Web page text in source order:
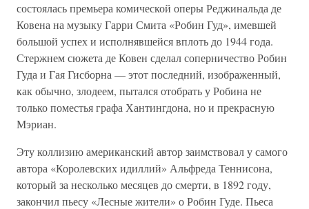
состоялась премьера комической оперы Реджинальда де
Ковена на музыку Гарри Смита «Робин Гуд», имевшей
большой успех и исполнявшейся вплоть до 1944 года.
Стержнем сюжета де Ковен сделал соперничество Робин
Гуда и Гая Гисборна — этот последний, изображенный,
как обычно, злодеем, пытался отобрать у Робина не
только поместья графа Хантингдона, но и прекрасную
Мэриан.
Эту коллизию американский автор заимствовал у самого
автора «Королевских идиллий» Альфреда Теннисона,
который за несколько месяцев до смерти, в 1892 году,
закончил пьесу «Лесные жители» о Робин Гуде. Пьеса